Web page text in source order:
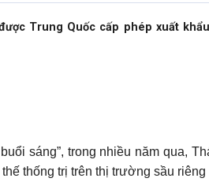
Trung Quốc cấp phép xuất
sáng”, trong nhiều năm qua,
thống trị trên thị trường sầu riêng